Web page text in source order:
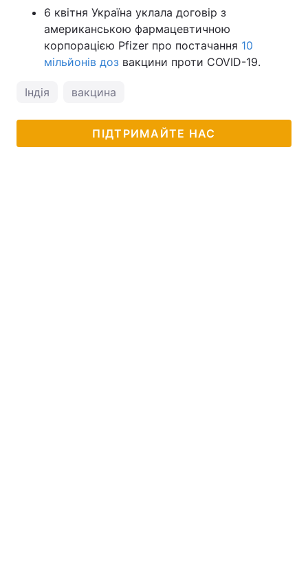
6 квітня Україна уклала договір з
американською фармацевтичною
корпорацією Pfizer про постачання 10
мільйонів доз вакцини проти COVID-19.
Індія вакцина
ПІДТРИМАЙТЕ НАС